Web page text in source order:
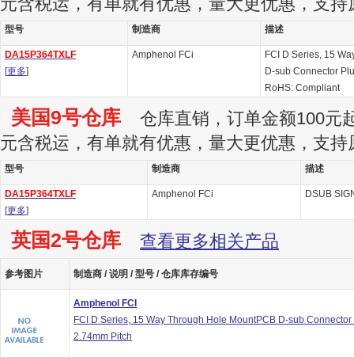
元含税运，有单就有优惠，量大更优惠，支持
型号 制造商 描述
DA15P364TXLF
[更多]
Amphenol FCi
FCI D Series, 15
D-sub Connector
RoHS: Compliant
美国9号仓库 仓库直销，订单金额100元
元含税运，有单就有优惠，量大更优惠，支持
型号 制造商 描述
DA15P364TXLF
[更多]
Amphenol FCi DSUB
英国2号仓库 查看更多相关产品
参考图片 制造商 / 说明 / 型号 / 仓库库存编号
Amphenol FCI
FCI D Series, 15 Way Through Hole MountPCB D-sub Connector
2.74mm Pitch